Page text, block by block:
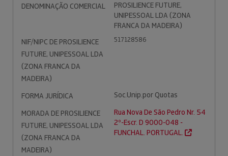
DENOMINAÇÃO COMERCIAL
PROSILIENCE FUTURE,
UNIPESSOAL LDA (ZONA
FRANCA DA MADEIRA)
NIF/NIPC DE PROSILIENCE
FUTURE, UNIPESSOAL LDA
(ZONA FRANCA DA
MADEIRA)
517128586
FORMA JURÍDICA
Soc.Unip.por Quotas
MORADA DE PROSILIENCE
FUTURE, UNIPESSOAL LDA
(ZONA FRANCA DA
MADEIRA)
Rua Nova De São Pedro Nr. 54
2º-Escr. D 9000-048 -
FUNCHAL. PORTUGAL.